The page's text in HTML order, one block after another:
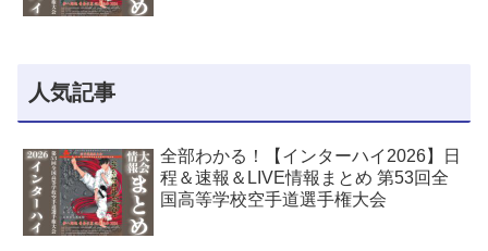
人気記事
全部わかる！【インターハイ2026】日
程＆速報＆LIVE情報まとめ 第53回全
国高等学校空手道選手権大会